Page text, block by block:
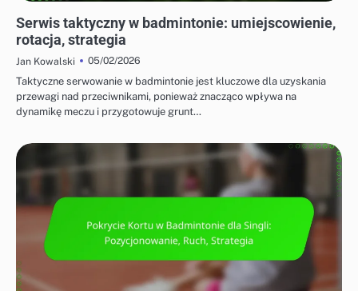
Serwis taktyczny w badmintonie: umiejscowienie,
rotacja, strategia
Jan Kowalski
05/02/2026
Taktyczne serwowanie w badmintonie jest kluczowe dla uzyskania
przewagi nad przeciwnikami, ponieważ znacząco wpływa na
dynamikę meczu i przygotowuje grunt…